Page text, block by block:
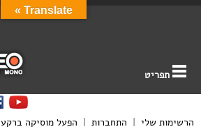
תפריט
הרשימות שלי | התחברות | הפעל מוסיקה ברקע
Translate »